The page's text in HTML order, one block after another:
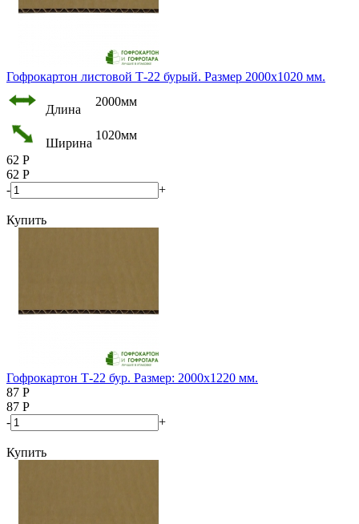
Гофрокартон листовой Т-22 бурый. Размер 2000х1020 мм.
Длина
2000мм
Ширина
1020мм
62 Р
62 Р
-
+
Купить
Гофрокартон Т-22 бур. Размер: 2000х1220 мм.
87 Р
87 Р
-
+
Купить